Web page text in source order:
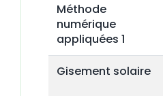
Méthode
numérique
appliquées 1
Gisement solaire